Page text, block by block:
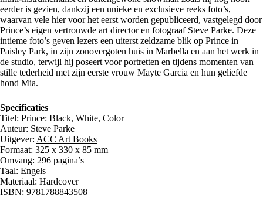
eerder is gezien, dankzij een unieke en exclusieve reeks foto’s,
waarvan vele hier voor het eerst worden gepubliceerd, vastgelegd door
Prince’s eigen vertrouwde art director en fotograaf Steve Parke. Deze
intieme foto’s geven lezers een uiterst zeldzame blik op Prince in
Paisley Park, in zijn zonovergoten huis in Marbella en aan het werk in
de studio, terwijl hij poseert voor portretten en tijdens momenten van
stille tederheid met zijn eerste vrouw Mayte Garcia en hun geliefde
hond Mia.
Specificaties
Titel: Prince: Black, White, Color
Auteur: Steve Parke
Uitgever: ACC Art Books
Formaat: 325 x 330 x 85 mm
Omvang: 296 pagina’s
Taal: Engels
Materiaal: Hardcover
ISBN: 9781788843508